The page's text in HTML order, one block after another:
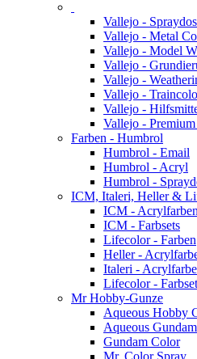
Vallejo -
Vallejo - Metal
Vallejo - Model
Vallejo -
Vallejo -
Vallejo -
Vallejo -
Vallejo -
Farben - Humbrol
Humbrol - Email
Humbrol - Acryl
Humbrol -
ICM, Italeri, Heller &
ICM - Acrylfarben
ICM - Farbsets
Lifecolor - Farben
Heller -
Italeri -
Lifecolor -
Mr Hobby-Gunze
Aqueous Hobby
Aqueous
Gundam Color
Mr. Color Spray